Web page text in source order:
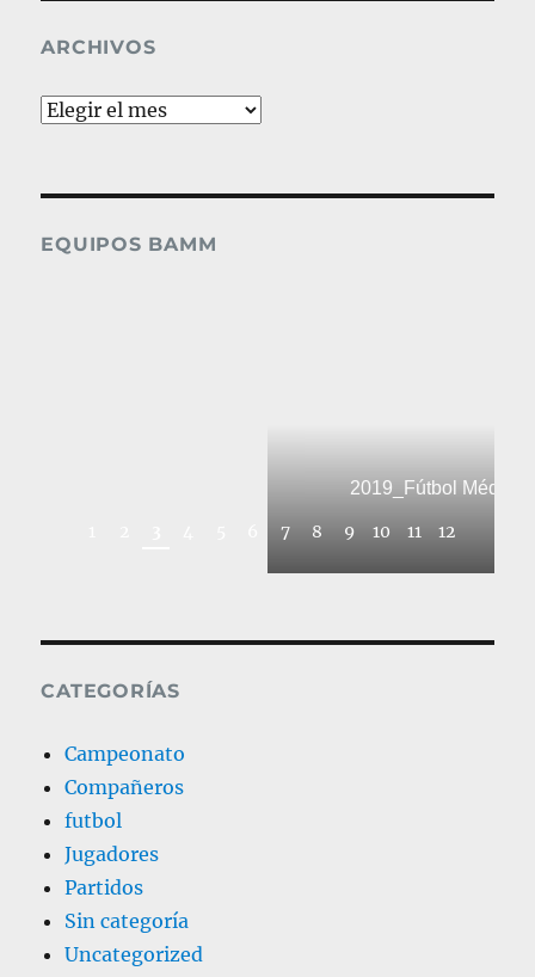
ARCHIVOS
Archivos
EQUIPOS BAMM
2019_Fútbol
7 8 9 10 11 12
CATEGORÍAS
Campeonato
Compañeros
futbol
Jugadores
Partidos
Sin categoría
Uncategorized